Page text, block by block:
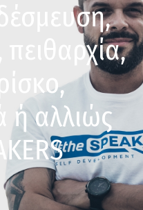
πειθαρχία,
ή αλλιώς